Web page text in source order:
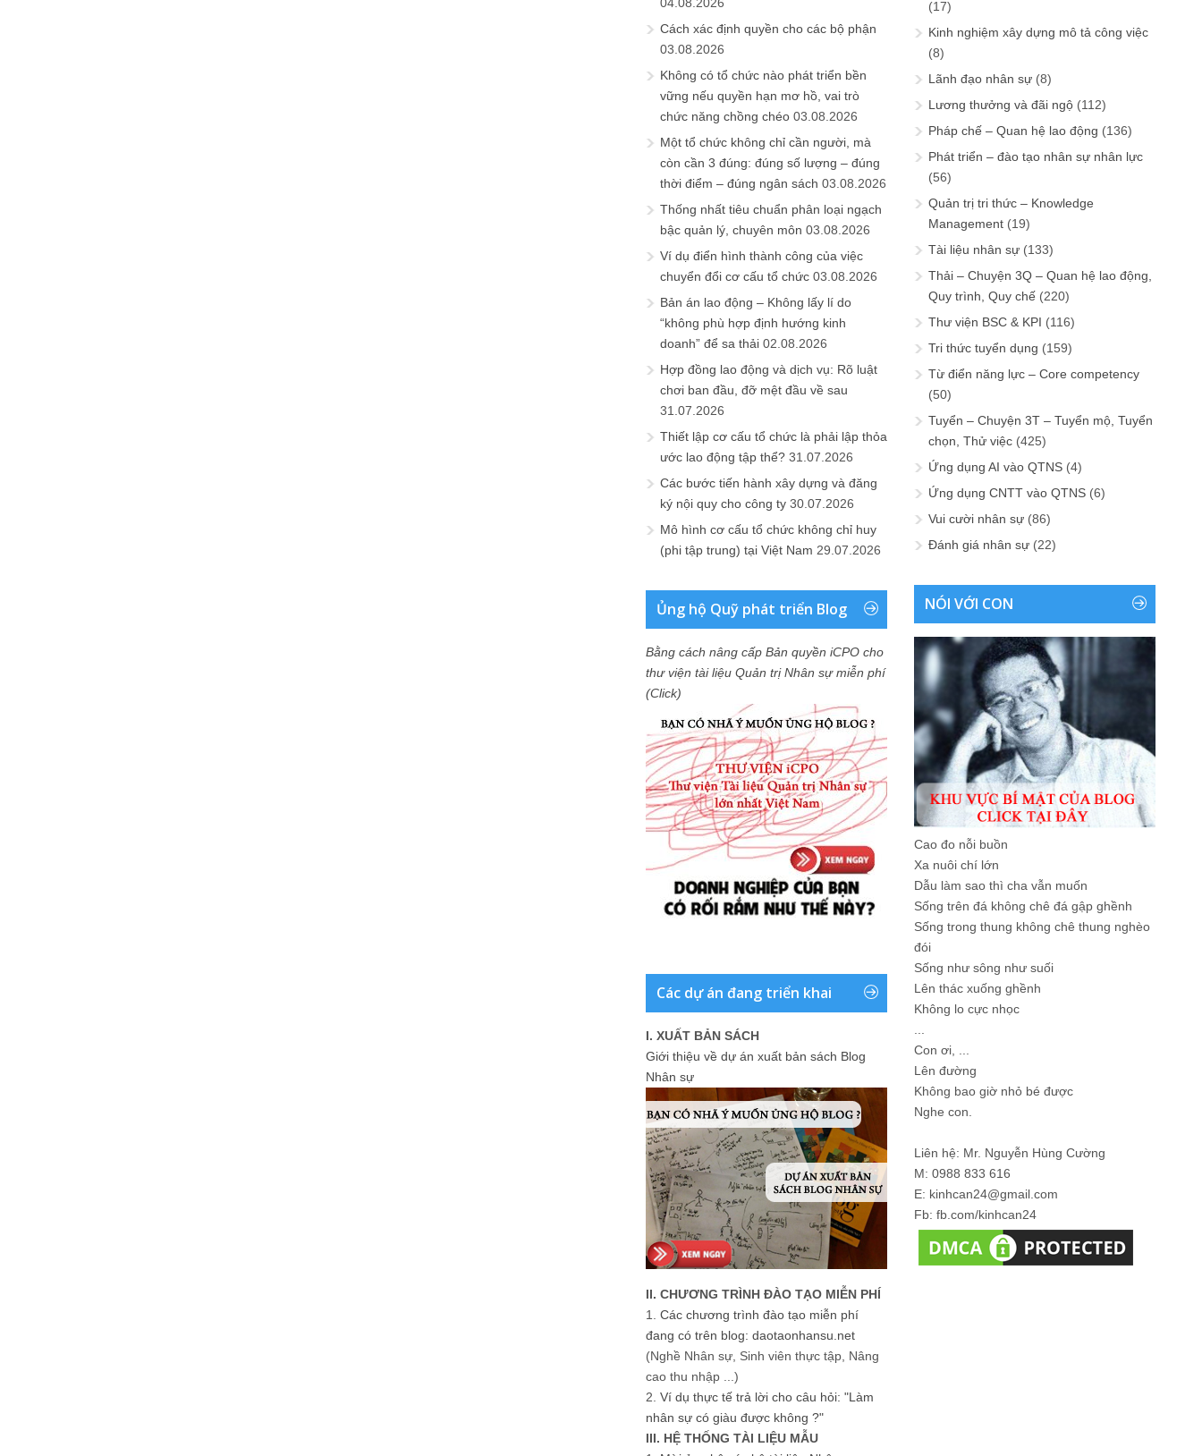
Cách xác định quyền cho các bộ phận
03.08.2026
Không có tổ chức nào phát triển bền
vững nếu quyền hạn mơ hồ, vai trò
chức năng chồng chéo 03.08.2026
Một tổ chức không chỉ cần người, mà
còn cần 3 đúng: đúng số lượng – đúng
thời điểm – đúng ngân sách 03.08.2026
Thống nhất tiêu chuẩn phân loại ngạch
bậc quản lý, chuyên môn 03.08.2026
Ví dụ điển hình thành công của việc
chuyển đổi cơ cấu tổ chức 03.08.2026
Bản án lao động – Không lấy lí do
“không phù hợp định hướng kinh
doanh” để sa thải 02.08.2026
Hợp đồng lao động và dịch vụ: Rõ luật
chơi ban đầu, đỡ mệt đầu về sau
31.07.2026
Thiết lập cơ cấu tổ chức là phải lập thỏa
ước lao động tập thể? 31.07.2026
Các bước tiến hành xây dựng và đăng
ký nội quy cho công ty 30.07.2026
Mô hình cơ cấu tổ chức không chỉ huy
(phi tập trung) tại Việt Nam 29.07.2026
Ủng hộ Quỹ phát triển Blog
Bằng cách nâng cấp Bản quyền iCPO cho
thư viện tài liệu Quản trị Nhân sự miễn phí
(Click)
Các dự án đang triển khai
I. XUẤT BẢN SÁCH
Giới thiệu về dự án xuất bản sách Blog
Nhân sự
II. CHƯƠNG TRÌNH ĐÀO TẠO MIỄN PHÍ
1. Các chương trình đào tạo miễn phí
đang có trên blog: daotaonhansu.net
(Nghề Nhân sự, Sinh viên thực tập, Nâng
cao thu nhập ...)
2. Ví dụ thực tế trả lời cho câu hỏi: "Làm
nhân sự có giàu được không ?"
III. HỆ THỐNG TÀI LIỆU MẪU
(17)
Kinh nghiệm xây dựng mô tả công việc
(8)
Lãnh đạo nhân sự (8)
Lương thưởng và đãi ngộ (112)
Pháp chế – Quan hệ lao động (136)
Phát triển – đào tạo nhân sự nhân lực
(56)
Quản trị tri thức – Knowledge
Management (19)
Tài liệu nhân sự (133)
Thải – Chuyện 3Q – Quan hệ lao động,
Quy trình, Quy chế (220)
Thư viện BSC & KPI (116)
Tri thức tuyển dụng (159)
Từ điển năng lực – Core competency
(50)
Tuyển – Chuyện 3T – Tuyển mộ, Tuyển
chọn, Thử việc (425)
Ứng dụng AI vào QTNS (4)
Ứng dụng CNTT vào QTNS (6)
Vui cười nhân sự (86)
Đánh giá nhân sự (22)
NÓI VỚI CON
Cao đo nỗi buồn
Xa nuôi chí lớn
Dẫu làm sao thì cha vẫn muốn
Sống trên đá không chê đá gập ghềnh
Sống trong thung không chê thung nghèo
đói
Sống như sông như suối
Lên thác xuống ghềnh
Không lo cực nhọc
Con ơi, ...
Lên đường
Không bao giờ nhỏ bé được
Nghe con.
Liên hệ: Mr. Nguyễn Hùng Cường
M: 0988 833 616
E: kinhcan24@gmail.com
Fb: fb.com/kinhcan24